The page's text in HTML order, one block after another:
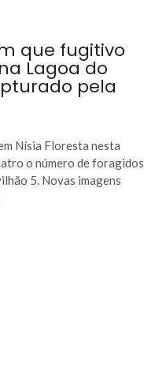
que fugitivo
Lagoa do
pela
Nísia Floresta nesta
o número de foragidos
5. Novas imagens